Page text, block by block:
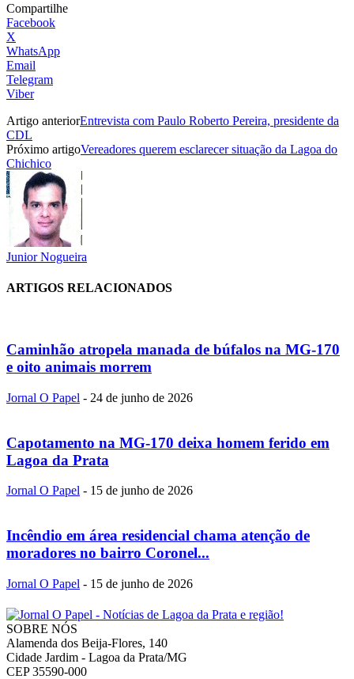
Compartilhe
Facebook
X
WhatsApp
Email
Telegram
Viber
Artigo anteriorEntrevista com Paulo Roberto Pereira, presidente da
CDL
Próximo artigoVereadores querem esclarecer situação da Lagoa do
Chichico
Junior Nogueira
ARTIGOS RELACIONADOS
Caminhão atropela manada de búfalos na MG-170
e oito animais morrem
Jornal O Papel - 24 de junho de 2026
Capotamento na MG-170 deixa homem ferido em
Lagoa da Prata
Jornal O Papel - 15 de junho de 2026
Incêndio em área residencial chama atenção de
moradores no bairro Coronel...
Jornal O Papel - 15 de junho de 2026
SOBRE NÓS
Alamenda dos Beija-Flores, 140
Cidade Jardim - Lagoa da Prata/MG
CEP 35590-000